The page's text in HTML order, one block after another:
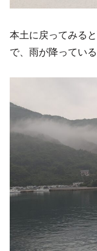
本土に戻ってみる
で、雨が降ってい